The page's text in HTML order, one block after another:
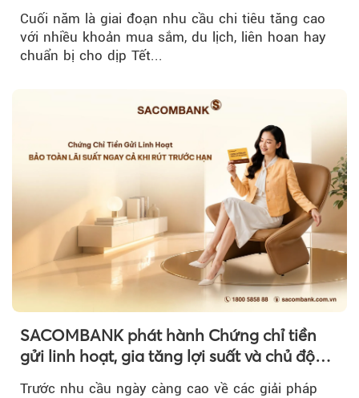
Cuối năm là giai đoạn nhu cầu chi tiêu tăng cao
với nhiều khoản mua sắm, du lịch, liên hoan hay
chuẩn bị cho dịp Tết...
SACOMBANK phát hành Chứng chỉ tiền
gửi linh hoạt, gia tăng lợi suất và chủ động
nguồn vốn cho khách hàng
Trước nhu cầu ngày càng cao về các giải pháp